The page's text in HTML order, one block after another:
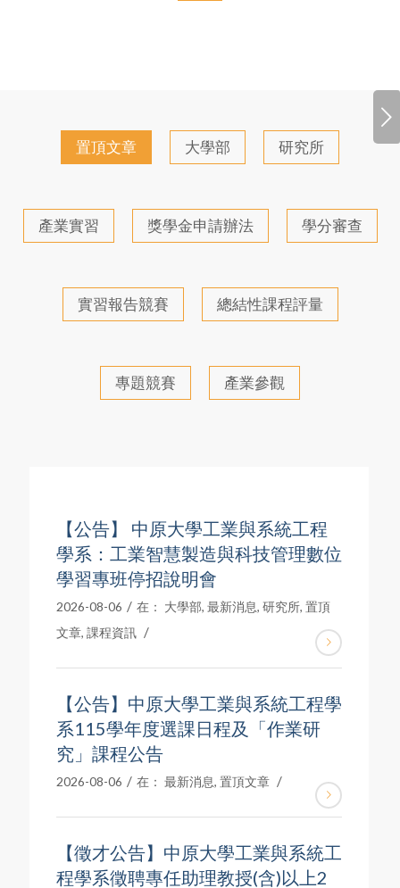
置頂文章 大學部 研究所
產業實習 獎學金申請辦法 學分審查
實習報告競賽 總結性課程評量
專題競賽 產業參觀
【公告】 中原大學工業與系統工程
學系：工業智慧製造與科技管理數位
學習專班停招說明會
2026-08-06 / 在： 大學部, 最新消息, 研究所, 置頂
文章, 課程資訊 /
【公告】中原大學工業與系統工程學
系115學年度選課日程及「作業研
究」課程公告
2026-08-06 / 在： 最新消息, 置頂文章 /
【徵才公告】中原大學工業與系統工
程學系徵聘專任助理教授(含)以上2